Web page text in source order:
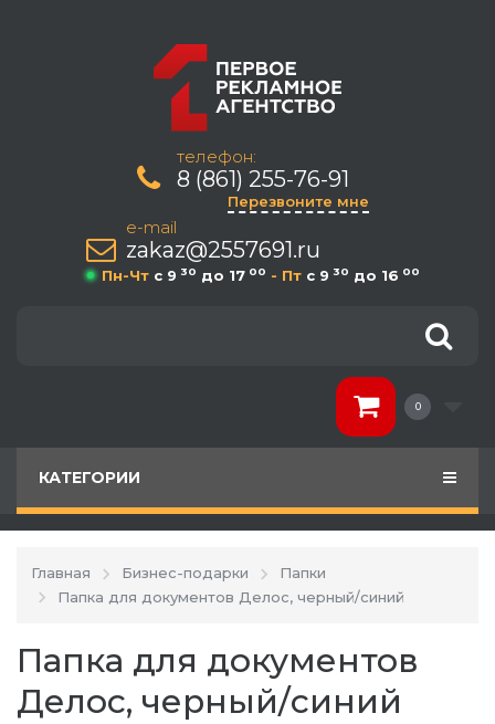
телефон:
8 (861) 255-76-91
Перезвоните мне
e-mail
zakaz@2557691.ru
Пн-Чт c 9 30 до 17 00 - Пт c 9 30 до 16 00
0
КАТЕГОРИИ
Главная Бизнес-подарки
Папки
Папка для документов Делос, черный/синий
Папка для документов
Делос, черный/синий